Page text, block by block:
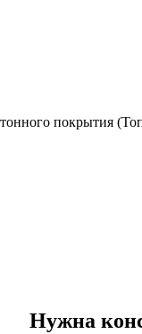
покрытия
Нужна